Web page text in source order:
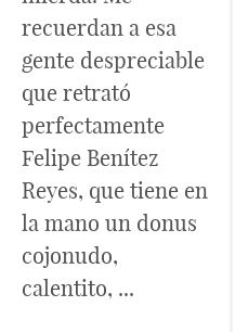
recuerdan a esa
gente despreciable
que retrató
perfectamente
Felipe Benítez
Reyes, que tiene en
la mano un donus
cojonudo,
calentito, ...